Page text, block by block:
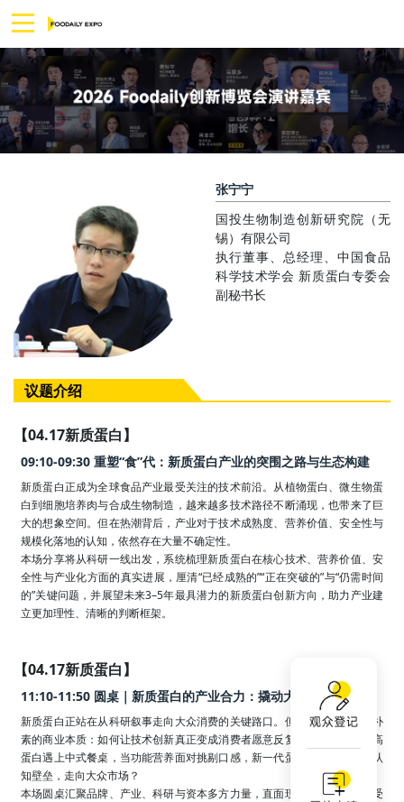
张宁宁
国投生物制造创新研究院（无
锡）有限公司
执行董事、总经理、中国食品
科学技术学会 新质蛋白专委会
副秘书长
议题介绍
【04.17新质蛋白】
09:10-09:30 重塑“食”代：新质蛋白产业的突围之路与生态构建
新质蛋白正成为全球食品产业最受关注的技术前沿。从植物蛋白、微生物蛋
白到细胞培养肉与合成生物制造，越来越多技术路径不断涌现，也带来了巨
大的想象空间。但在热潮背后，产业对于技术成熟度、营养价值、安全性与
规模化落地的认知，依然存在大量不确定性。
本场分享将从科研一线出发，系统梳理新质蛋白在核心技术、营养价值、安
全性与产业化方面的真实进展，厘清“已经成熟的”“正在突破的”与“仍需时间
的”关键问题，并展望未来3–5年最具潜力的新质蛋白创新方向，助力产业建
立更加理性、清晰的判断框架。
【04.17新质蛋白】
11:10-11:50 圆桌｜新质蛋白的产业合力：撬动大众消费新增长
新质蛋白正站在从科研叙事走向大众消费的关键路口。但产业必须直面最朴
素的商业本质：如何让技术创新真正变成消费者愿意反复购买的商品？当高
蛋白遇上中式餐桌，当功能营养面对挑剔口感，新一代蛋白食品如何突破认
知壁垒，走向大众市场？
本场圆桌汇聚品牌、产业、科研与资本多方力量，直面现实挑战：口味接受